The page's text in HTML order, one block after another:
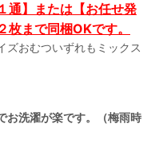
通】または【お任せ発
まで同梱OKです。
ズおむついずれもミックス
お洗濯が楽です。（梅雨時